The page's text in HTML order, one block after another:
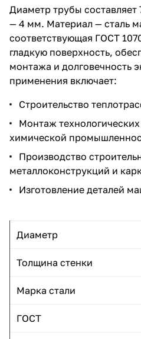
Диаметр трубы
— 4 мм. Материал — сталь
соответствующая ГОСТ
гладкую поверхность,
монтажа и долговечность
применения включает:
Строительство
Монтаж
химической
Производство
металлоконструкций и
Изготовление деталей
Диаметр
Толщина стенки
Марка стали
ГОСТ